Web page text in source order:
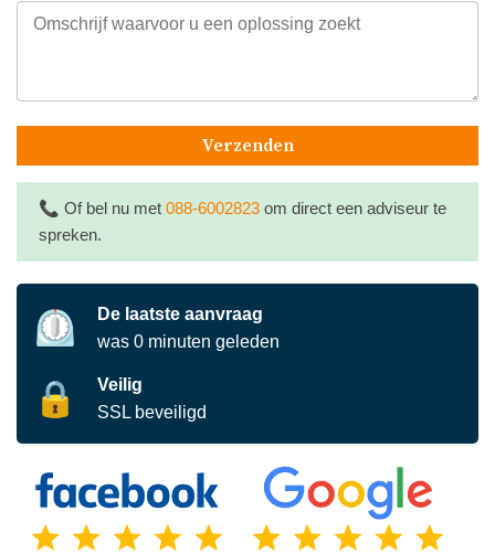
Verzenden
📞 Of bel nu met 088-6002823 om direct een adviseur te
spreken.
⏲️
De laatste aanvraag
was 0 minuten geleden
🔒
Veilig
SSL beveiligd